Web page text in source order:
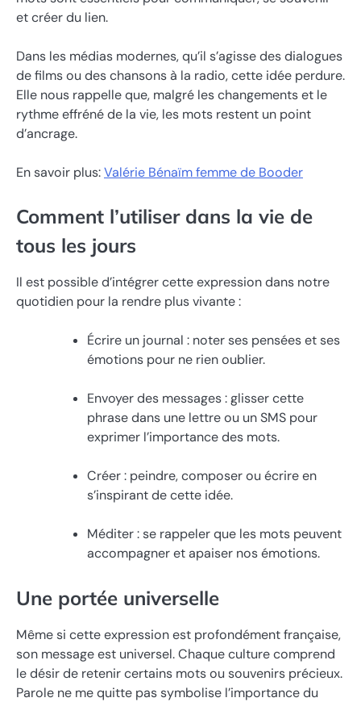
et créer du lien.
Dans les médias modernes, qu’il s’agisse des dialogues
de films ou des chansons à la radio, cette idée perdure.
Elle nous rappelle que, malgré les changements et le
rythme effréné de la vie, les mots restent un point
d’ancrage.
En savoir plus:Valérie Bénaïm femme de Booder
Comment l’utiliser dans la vie de
tous les jours
Il est possible d’intégrer cette expression dans notre
quotidien pour la rendre plus vivante :
Écrire un journal : noter ses pensées et ses
émotions pour ne rien oublier.
Envoyer des messages : glisser cette
phrase dans une lettre ou un SMS pour
exprimer l’importance des mots.
Créer : peindre, composer ou écrire en
s’inspirant de cette idée.
Méditer : se rappeler que les mots peuvent
accompagner et apaiser nos émotions.
Une portée universelle
Même si cette expression est profondément française,
son message est universel. Chaque culture comprend
le désir de retenir certains mots ou souvenirs précieux.
Parole ne me quitte pas symbolise l’importance du